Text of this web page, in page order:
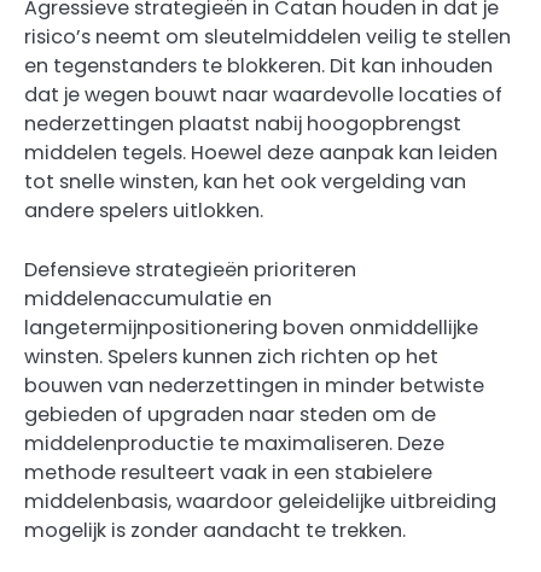
Agressieve strategieën in Catan houden in dat je
risico’s neemt om sleutelmiddelen veilig te stellen
en tegenstanders te blokkeren. Dit kan inhouden
dat je wegen bouwt naar waardevolle locaties of
nederzettingen plaatst nabij hoogopbrengst
middelen tegels. Hoewel deze aanpak kan leiden
tot snelle winsten, kan het ook vergelding van
andere spelers uitlokken.
Defensieve strategieën prioriteren
middelenaccumulatie en
langetermijnpositionering boven onmiddellijke
winsten. Spelers kunnen zich richten op het
bouwen van nederzettingen in minder betwiste
gebieden of upgraden naar steden om de
middelenproductie te maximaliseren. Deze
methode resulteert vaak in een stabielere
middelenbasis, waardoor geleidelijke uitbreiding
mogelijk is zonder aandacht te trekken.